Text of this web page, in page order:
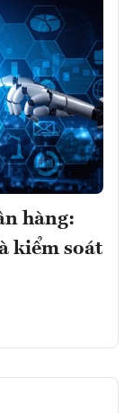
hàng:
kiểm soát